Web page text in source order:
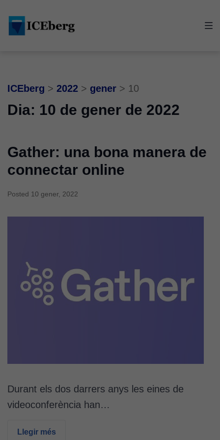
main
content
footer
ICEberg > 2022 > gener > 10
Dia: 10 de gener de 2022
Gather: una bona manera de
connectar online
Posted 10 gener, 2022
Durant els dos darrers anys les eines de
videoconferència han…
Llegir més